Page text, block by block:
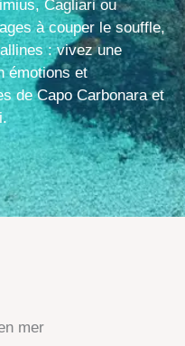
Cagliari ou
à couper le souffle,
: vivez une
émotions et
de Capo Carbonara et
mer